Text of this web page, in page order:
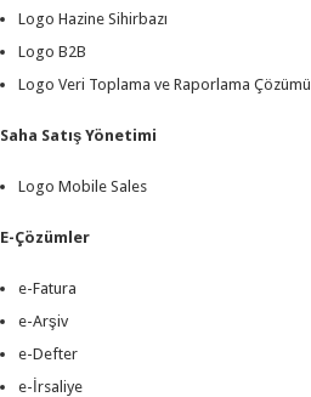
Logo Hazine Sihirbazı
Logo B2B
Logo Veri Toplama ve Raporlama Çözümü
Saha Satış Yönetimi
Logo Mobile Sales
E-Çözümler
e-Fatura
e-Arşiv
e-Defter
e-İrsaliye